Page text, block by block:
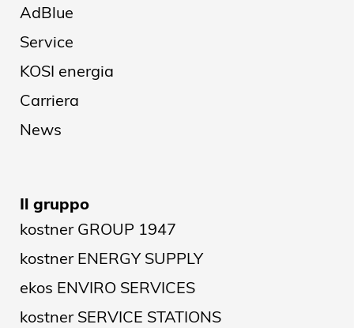
AdBlue
Service
KOSI energia
Carriera
News
Il gruppo
kostner GROUP 1947
kostner ENERGY SUPPLY
ekos ENVIRO SERVICES
kostner SERVICE STATIONS